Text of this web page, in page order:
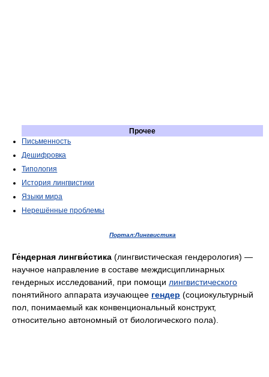
Прочее
Письменность
Дешифровка
Типология
История лингвистики
Языки мира
Нерешённые проблемы
Портал:Лингвистика
Ге́ндерная лингви́стика (лингвистическая гендерология) —
научное направление в составе междисциплинарных
гендерных исследований, при помощи лингвистического
понятийного аппарата изучающее гендер (социокультурный
пол, понимаемый как конвенциональный конструкт,
относительно автономный от биологического пола).